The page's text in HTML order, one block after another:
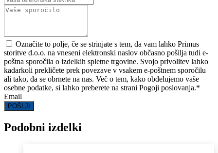
Označite to polje, če se strinjate s tem, da vam lahko Primus
storitve d.o.o. na vneseni elektronski naslov občasno pošilja tudi e-
poštna sporočila o izdelkih spletne trgovine. Svojo privolitev lahko
kadarkoli prekličete prek povezave v vsakem e-poštnem sporočilu
ali tako, da se obrnete na nas. Več o tem, kako obdelujemo vaše
osebne podatke, si lahko preberete na strani Pogoji poslovanja.*
Email
POŠLJI
Podobni izdelki